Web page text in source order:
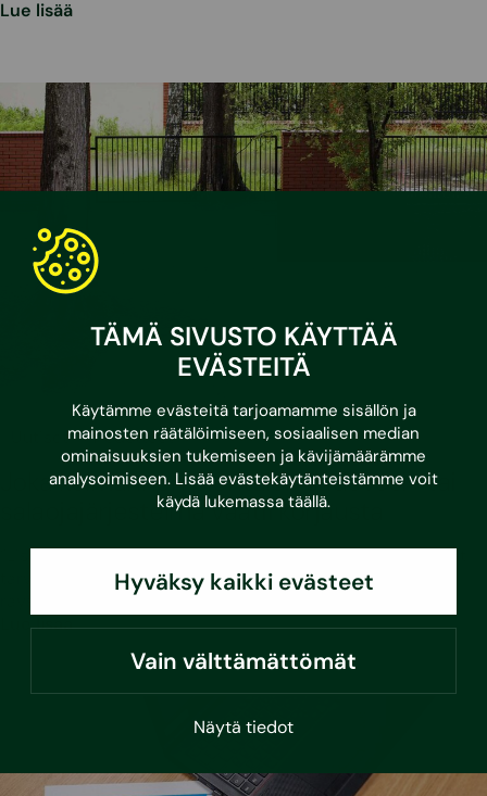
TÄMÄ SIVUSTO KÄYTTÄÄ
EVÄSTEITÄ
Käytämme evästeitä tarjoamamme sisällön ja
mainosten räätälöimiseen, sosiaalisen median
ominaisuuksien tukemiseen ja kävijämäärämme
analysoimiseen. Lisää evästekäytänteistämme voit
käydä lukemassa täällä.
Hyväksy kaikki evästeet
Vain välttämättömät
Näytä tiedot
Lue lisää
Tiedotteet •12.5.2026
Joka kolmannen pientalon sadevesi- tai
salaojajärjestelmä vaatii korjausta
”Lisäksi kahdeksassa prosentissa pientaloista järjestelmät
tarvitsevat huoltoa. Olemme havainneet esimerkiksi
räystäskouruissa puiden…
Lue lisää